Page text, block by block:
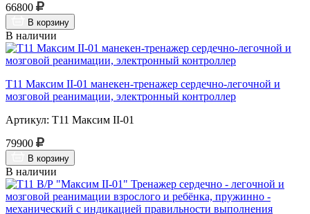
66800
В корзину
В наличии
Т11 Максим II-01 манекен-тренажер сердечно-легочной и
мозговой реанимации, электронный контроллер
Артикул: Т11 Максим II-01
79900
В корзину
В наличии